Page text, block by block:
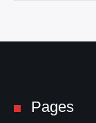
Pages